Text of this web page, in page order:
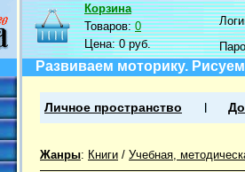
Корзина
Товаров:0
Цена:0 руб.
Развиваем моторику.
Личное пространство
Жанры: Книги / Учебная,